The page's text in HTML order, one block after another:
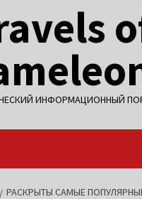
ИНФОРМАЦИОННЫЙ
РАСКРЫТЫ САМЫЕ